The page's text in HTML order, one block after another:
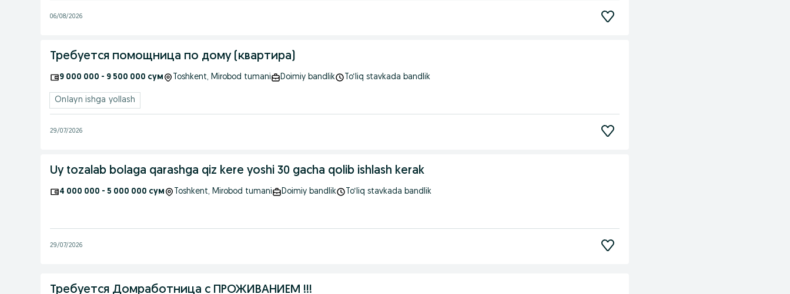
06/08/2026
Требуется помощница по дому (квартира)
9 000 000 - 9 500 000 сум Toshkent, Mirobod tumani Doimiy bandlik To‘liq stavkada bandlik
Onlayn ishga yollash
29/07/2026
Uy tozalab bolaga qarashga qiz kere yoshi 30 gacha qolib ishlash kerak
4 000 000 - 5 000 000 сум Toshkent, Mirobod tumani Doimiy bandlik To‘liq stavkada bandlik
29/07/2026
Требуется Домработница с ПРОЖИВАНИЕМ !!!